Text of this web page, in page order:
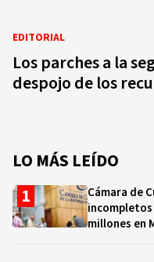
EDITORIAL
Los parches a la
despojo de los
LO MÁS LEÍDO
Cámara de
incompletos
millones en